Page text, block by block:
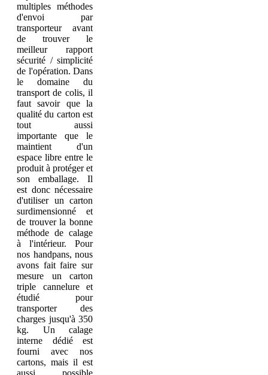
multiples méthodes
d'envoi par
transporteur avant
de trouver le
meilleur rapport
sécurité / simplicité
de l'opération. Dans
le domaine du
transport de colis, il
faut savoir que la
qualité du carton est
tout aussi
importante que le
maintient d'un
espace libre entre le
produit à protéger et
son emballage. Il
est donc nécessaire
d'utiliser un carton
surdimensionné et
de trouver la bonne
méthode de calage
à l'intérieur. Pour
nos handpans, nous
avons fait faire sur
mesure un carton
triple cannelure et
étudié pour
transporter des
charges jusqu'à 350
kg. Un calage
interne dédié est
fourni avec nos
cartons, mais il est